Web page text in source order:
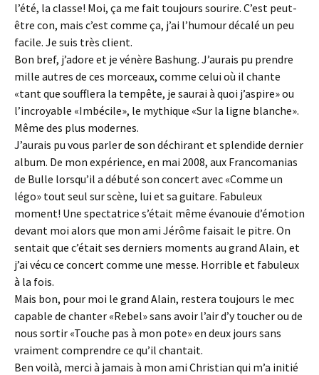
l’été, la classe! Moi, ça me fait toujours sourire. C’est peut-
être con, mais c’est comme ça, j’ai l’humour décalé un peu
facile. Je suis très client.
Bon bref, j’adore et je vénère Bashung. J’aurais pu prendre
mille autres de ces morceaux, comme celui où il chante
«tant que soufflera la tempête, je saurai à quoi j’aspire» ou
l’incroyable «Imbécile», le mythique «Sur la ligne blanche».
Même des plus modernes.
J’aurais pu vous parler de son déchirant et splendide dernier
album. De mon expérience, en mai 2008, aux Francomanias
de Bulle lorsqu’il a débuté son concert avec «Comme un
légo» tout seul sur scène, lui et sa guitare. Fabuleux
moment! Une spectatrice s’était même évanouie d’émotion
devant moi alors que mon ami Jérôme faisait le pitre. On
sentait que c’était ses derniers moments au grand Alain, et
j’ai vécu ce concert comme une messe. Horrible et fabuleux
à la fois.
Mais bon, pour moi le grand Alain, restera toujours le mec
capable de chanter «Rebel» sans avoir l’air d’y toucher ou de
nous sortir «Touche pas à mon pote» en deux jours sans
vraiment comprendre ce qu’il chantait.
Ben voilà, merci à jamais à mon ami Christian qui m’a initié